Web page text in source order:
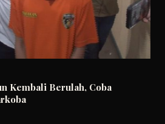
Kembali Berulah, Coba